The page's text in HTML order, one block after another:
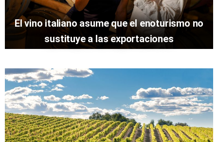
El vino italiano asume que el enoturismo no
sustituye a las exportaciones